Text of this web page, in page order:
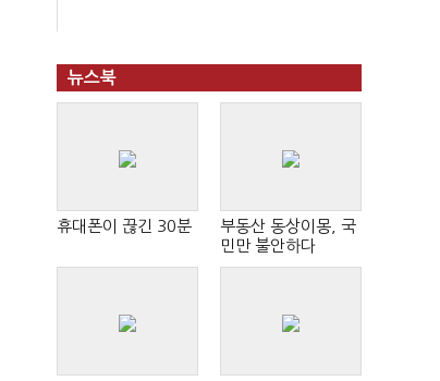
뉴스북
휴대폰이 끊긴 30분
부동산 동상이몽, 국
민만 불안하다